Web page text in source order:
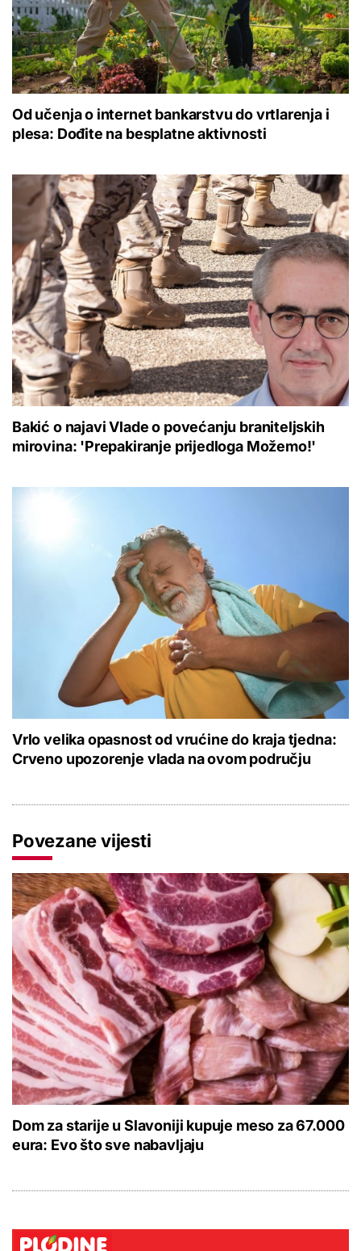
Od učenja o internet bankarstvu do vrtlarenja i
plesa: Dođite na besplatne aktivnosti
Bakić o najavi Vlade o povećanju braniteljskih
mirovina: 'Prepakiranje prijedloga Možemo!'
Vrlo velika opasnost od vrućine do kraja tjedna:
Crveno upozorenje vlada na ovom području
Povezane vijesti
Dom za starije u Slavoniji kupuje meso za 67.000
eura: Evo što sve nabavljaju